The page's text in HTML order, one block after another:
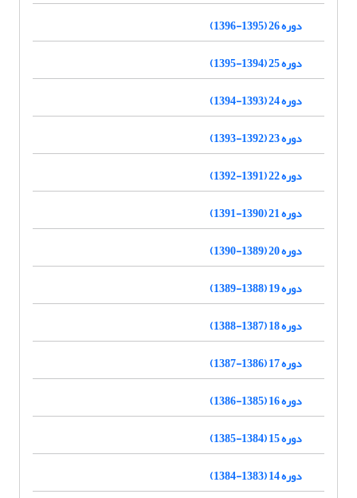
دوره 26 (1395-1396)
دوره 25 (1394-1395)
دوره 24 (1393-1394)
دوره 23 (1392-1393)
دوره 22 (1391-1392)
دوره 21 (1390-1391)
دوره 20 (1389-1390)
دوره 19 (1388-1389)
دوره 18 (1387-1388)
دوره 17 (1386-1387)
دوره 16 (1385-1386)
دوره 15 (1384-1385)
دوره 14 (1383-1384)